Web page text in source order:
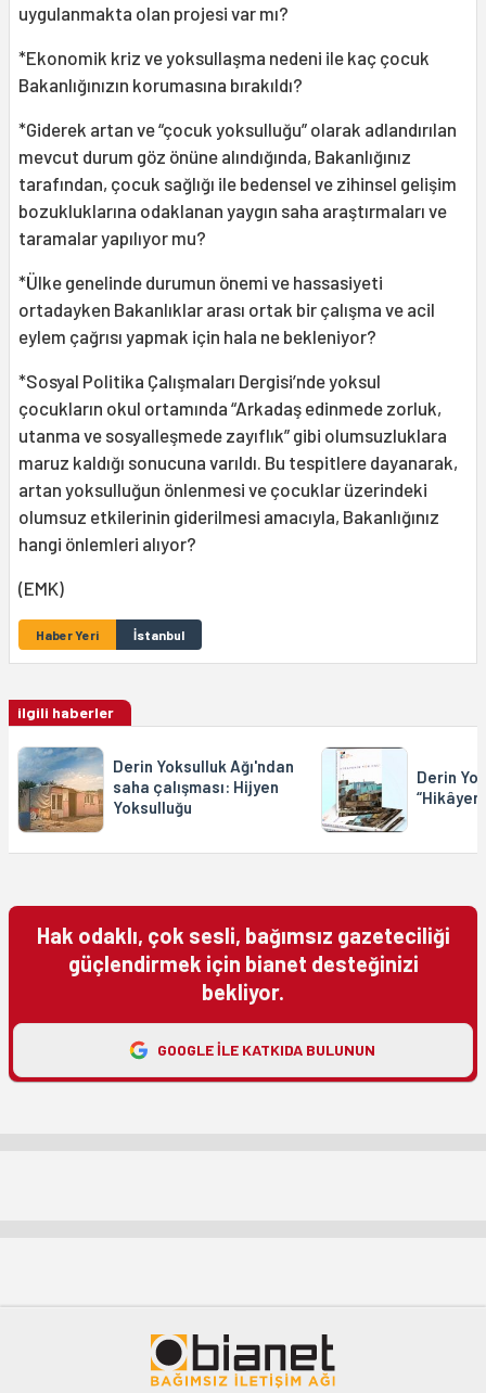
uygulanmakta olan projesi var mı?
*Ekonomik kriz ve yoksullaşma nedeni ile kaç çocuk
Bakanlığınızın korumasına bırakıldı?
*Giderek artan ve “çocuk yoksulluğu” olarak adlandırılan
mevcut durum göz önüne alındığında, Bakanlığınız
tarafından, çocuk sağlığı ile bedensel ve zihinsel gelişim
bozukluklarına odaklanan yaygın saha araştırmaları ve
taramalar yapılıyor mu?
*Ülke genelinde durumun önemi ve hassasiyeti
ortadayken Bakanlıklar arası ortak bir çalışma ve acil
eylem çağrısı yapmak için hala ne bekleniyor?
*Sosyal Politika Çalışmaları Dergisi’nde yoksul
çocukların okul ortamında “Arkadaş edinmede zorluk,
utanma ve sosyalleşmede zayıflık” gibi olumsuzluklara
maruz kaldığı sonucuna varıldı. Bu tespitlere dayanarak,
artan yoksulluğun önlenmesi ve çocuklar üzerindeki
olumsuz etkilerinin giderilmesi amacıyla, Bakanlığınız
hangi önlemleri alıyor?
(EMK)
Haber Yeri İstanbul
ilgili haberler
Derin Yoksulluk Ağı'ndan
saha çalışması: Hijyen
Yoksulluğu
Derin
Hak odaklı, çok sesli, bağımsız gazeteciliği
güçlendirmek için bianet desteğinizi
bekliyor.
GOOGLE ILE KATKIDA BULUNUN